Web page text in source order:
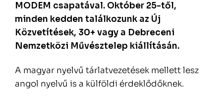
MODEM csapatával. Október 25-től,
minden kedden találkozunk az Új
Közvetítések, 30+ vagy a Debreceni
Nemzetközi Művésztelep kiállításán.
A magyar nyelvű tárlatvezetések mellett lesz
angol nyelvű is a külföldi érdeklődőknek.